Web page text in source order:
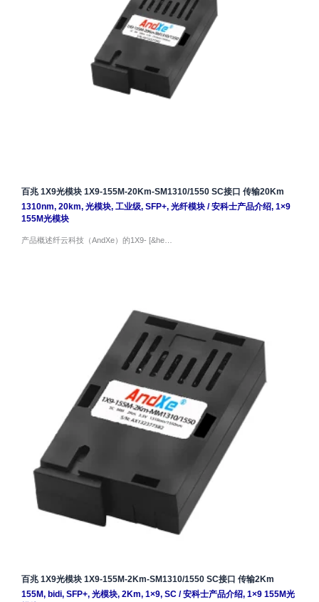
百兆 1X9光模块 1X9-155M-20Km-SM1310/1550 SC接口 传输20Km
1310nm, 20km, 光模块, 工业级, SFP+, 光纤模块/安科士产品介绍, 1×9
155M光模块
产品概述纤云科技（AndXe）的1X9- [&he…
百兆 1X9光模块 1X9-155M-2Km-SM1310/1550 SC接口 传输2Km
155M, bidi, SFP+, 光模块, 2Km, 1×9, SC/安科士产品介绍, 1×9 155M光